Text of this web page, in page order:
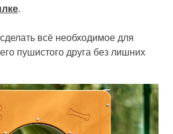
.
всё необходимое для
пушистого друга без лишних